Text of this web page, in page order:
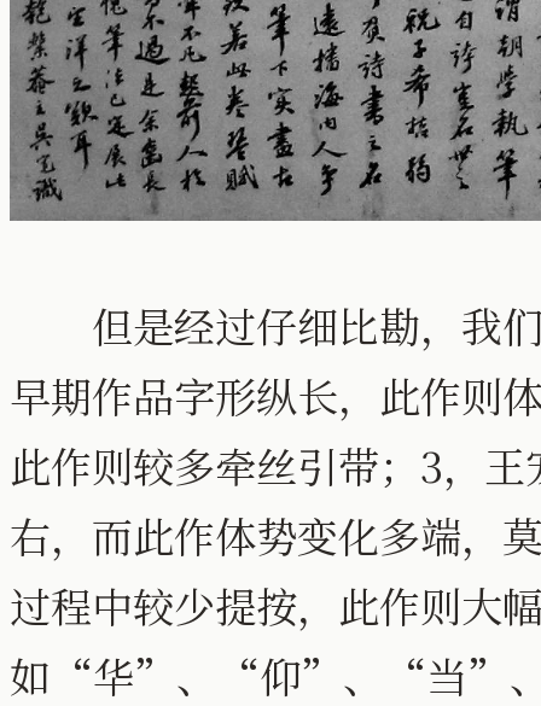
但是经过仔细比勘，我们
早期作品字形纵长，此作则
此作则较多牵丝引带；3，
右，而此作体势变化多端，
过程中较少提按，此作则大
如“华”、“仰”、“当”